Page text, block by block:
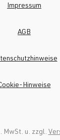
u. zzgl.
Impressum
AGB
Hinweise